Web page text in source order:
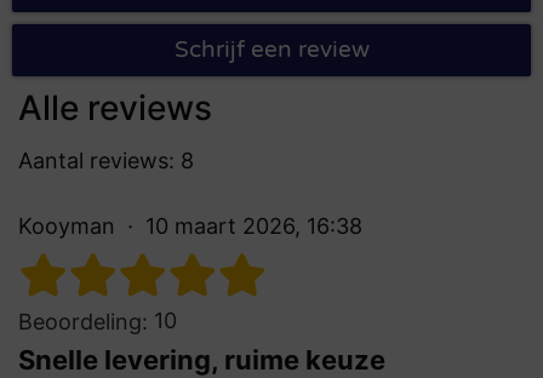
Schrijf een review
Alle reviews
Aantal reviews: 8
Kooyman 10 maart 2026, 16:38
Beoordeling: 10
Snelle levering, ruime keuze